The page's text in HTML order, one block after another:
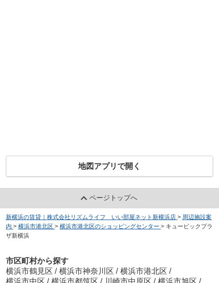
地図アプリで開く
ページトップへ
新横浜の賃貸｜株式会社リズムライフ いい部屋ネット新横浜店 > 周辺施設案
内 > 横浜市港北区 > 横浜市港北区のショッピングセンター > キュービックプラ
ザ新横浜
市区町村から探す
横浜市鶴見区 / 横浜市神奈川区 / 横浜市港北区 /
横浜市中区 / 横浜市都筑区 / 川崎市中原区 / 横浜市旭区 /